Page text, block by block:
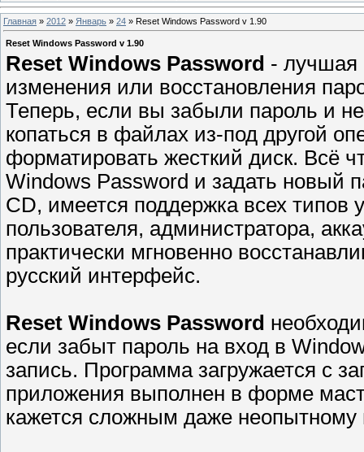
Главная » 2012 » Январь » 24 » Reset Windows Password v 1.90
Reset Windows Password v 1.90
Reset Windows Password - лучшая
изменения или восстановления
Теперь, если вы забыли пароль и
копаться в файлах из-под другой
форматировать жесткий диск. Всё
Windows Password и задать новый
CD, имеется поддержка всех типов
пользователя, администратора,
практически мгновенно
русский интерфейс.
Reset Windows Password
если забыт пароль на вход в
запись. Программа загружается с
приложения выполнен в форме
кажется сложным даже неопытному